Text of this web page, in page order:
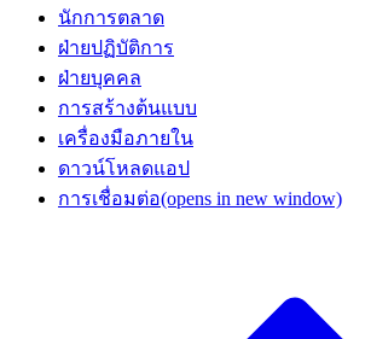
นักการตลาด
ฝ่ายปฏิบัติการ
ฝ่ายบุคคล
การสร้างต้นแบบ
เครื่องมือภายใน
ดาวน์โหลดแอป
การเชื่อมต่อ(opens in new window)